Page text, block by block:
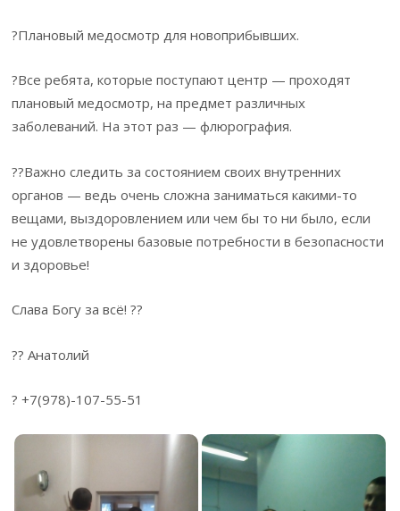
?Плановый медосмотр для новоприбывших.
?Все ребята, которые поступают центр — проходят
плановый медосмотр, на предмет различных
заболеваний. На этот раз — флюрография.
??Важно следить за состоянием своих внутренних
органов — ведь очень сложна заниматься какими-то
вещами, выздоровлением или чем бы то ни было, если
не удовлетворены базовые потребности в безопасности
и здоровье!
Слава Богу за всё! ??
?? Анатолий
? +7(978)-107-55-51